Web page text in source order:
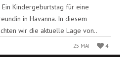
Ein Kindergeburtstag für eine
in Havanna. In diesem
wir die aktuelle Lage von..
25 MAI 4